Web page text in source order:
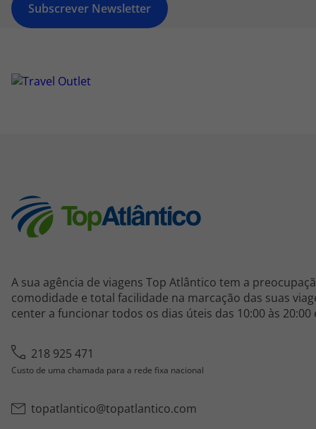
Subscrever Newsletter
A sua agência de viagens Top Atlântico tem a
comodidade e total facilidade na marcação das suas
center a funcionar todos os dias úteis das 10:00 às 20:00
218 925 471
Custo de uma chamada para a rede fixa nacional
topatlantico@topatlantico.com